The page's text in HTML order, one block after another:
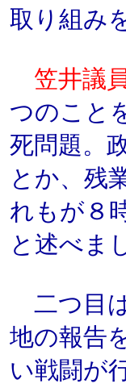
取り組み
笠井議
つのこと
死問題。
とか、残
れもが８
と述べま
二つ目
地の報告
い戦闘が